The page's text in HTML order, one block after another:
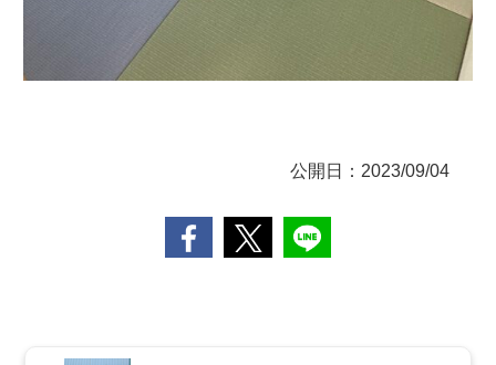
公開日：2023/09/04